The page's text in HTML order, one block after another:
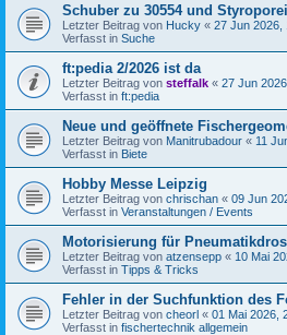
Schuber zu 30554 und
Letzter Beitrag von Hucky « 27 Jun 2026,
Verfasst in Suche
ft:pedia 2/2026 ist da
Letzter Beitrag von steffalk « 27 Jun
Verfasst in ft:pedia
Neue und geöffnete
Letzter Beitrag von Manitrubadour « 11
Verfasst in Biete
Hobby Messe Leipzig
Letzter Beitrag von chrischan « 09 Jun
Verfasst in Veranstaltungen / Events
Motorisierung für
Letzter Beitrag von atzensepp « 10 Mai
Verfasst in Tipps & Tricks
Fehler in der Suchfunktion des
Letzter Beitrag von cheorl « 01 Mai 2026,
Verfasst in fischertechnik allgemein